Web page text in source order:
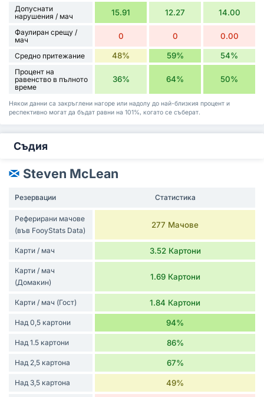
Допуснати
нарушения / мач
15.91 12.27 14.00
Фаулиран срещу /
мач
0 0 0.00
Средно притежание 48% 59% 54%
Процент на
равенство в пълното
време
36% 64% 50%
Някои данни са закръглени нагоре или надолу до най-близкия процент и
респективно могат да бъдат равни на 101%, когато се съберат.
Съдия
Steven McLean
Резервации Статистика
Реферирани мачове
(във FooyStats Data)
277 Мачове
Карти / мач 3.52 Картони
Карти / мач
(Домакин)
1.69 Картони
Карти / мач (Гост) 1.84 Картони
Над 0,5 картони 94%
Над 1.5 картони 86%
Над 2,5 картона 67%
Над 3,5 картона 49%